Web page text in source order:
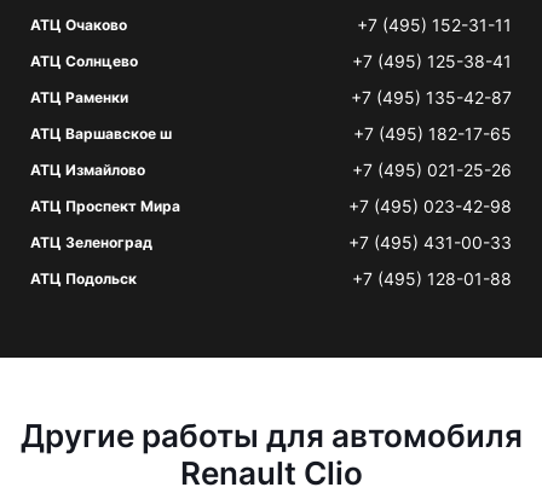
АТЦ Очаково +7 (495) 152-31-11
АТЦ Солнцево +7 (495) 125-38-41
АТЦ Раменки +7 (495) 135-42-87
АТЦ Варшавское ш +7 (495) 182-17-65
АТЦ Измайлово +7 (495) 021-25-26
АТЦ Проспект Мира +7 (495) 023-42-98
АТЦ Зеленоград +7 (495) 431-00-33
АТЦ Подольск +7 (495) 128-01-88
Другие работы для автомобиля
Renault Clio